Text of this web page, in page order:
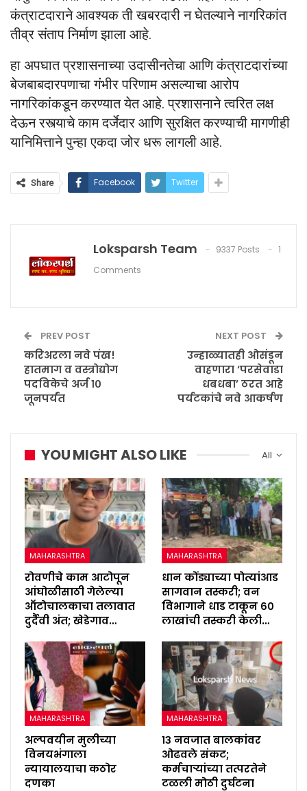
कंत्राटदाराने आवश्यक ती खबरदारी न घेतल्याने नागरिकांत
तीव्र संताप निर्माण झाला आहे.
हा अपघात प्रशासनाच्या उदासीनतेचा आणि कंत्राटदारांच्या
बेजबाबदारपणाचा गंभीर परिणाम असल्याचा आरोप
नागरिकांकडून करण्यात येत आहे. प्रशासनाने त्वरित लक्ष
देऊन रस्त्याचे काम दर्जेदार आणि सुरक्षित करण्याची मागणीही
यानिमित्ताने पुन्हा एकदा जोर धरू लागली आहे.
Share Facebook Twitter
Loksparsh Team 9337 Posts
1
Comments
PREV POST
करिअरला नवे पंख!
हातमाग व वस्त्रोद्योग
पदविकेचे अर्ज १०
जूनपर्यंत
NEXT POST
उन्हाळ्यातही ओसंडून
वाहणारा ‘परसेवाडा
धबधबा’ ठरत आहे
पर्यटकांचे नवे आकर्षण
All
YOU MIGHT ALSO LIKE
MAHARASHTRA
रोवणीचे काम आटोपून
आंघोळीसाठी गेलेल्या
ऑटोचालकाचा तलावात
दुर्दैवी अंत; खेडेगाव…
MAHARASHTRA
धान कोंड्याच्या पोत्यांआड
सागवान तस्करी; वन
विभागाने धाड टाकून ६०
लाखांची तस्करी केली…
MAHARASHTRA
अल्पवयीन मुलीच्या
विनयभंगाला
न्यायालयाचा कठोर
दणका
MAHARASHTRA
१३ नवजात बालकांवर
ओढवले संकट;
कर्मचाऱ्यांच्या तत्परतेने
टळली मोठी दुर्घटना